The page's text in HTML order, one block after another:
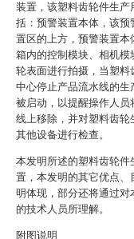
装置，该塑料齿轮件生
括：预警装置本体，该
置区的上方，预警装置
箱内的控制模块、相机
轮表面进行拍摄，当塑料
中心停止产品流水线的
被启动，以提醒操作人
线上移除，并对塑料齿
其他设备进行检查。
本发明所述的塑料齿轮
置，本发明的其它优点
明体现，部分还将通过
的技术人员所理解。
附图说明